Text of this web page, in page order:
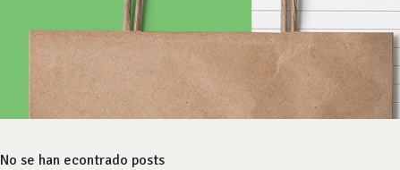
No se han econtrado posts